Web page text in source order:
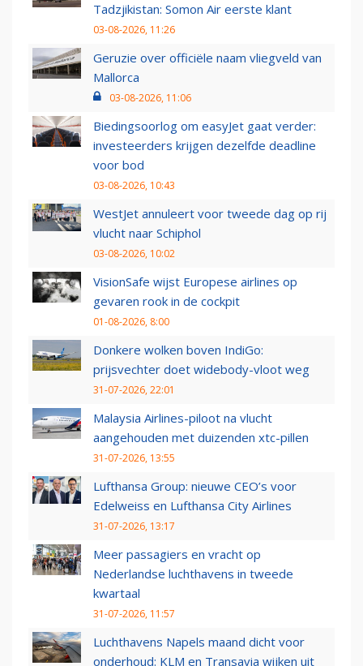
Tadzjikistan: Somon Air eerste klant
03-08-2026, 11:26
Geruzie over officiële naam vliegveld van
Mallorca
03-08-2026, 11:06
Biedingsoorlog om easyJet gaat verder:
investeerders krijgen dezelfde deadline
voor bod
03-08-2026, 10:43
WestJet annuleert voor tweede dag op rij
vlucht naar Schiphol
03-08-2026, 10:02
VisionSafe wijst Europese airlines op
gevaren rook in de cockpit
01-08-2026, 8:00
Donkere wolken boven IndiGo:
prijsvechter doet widebody-vloot weg
31-07-2026, 22:01
Malaysia Airlines-piloot na vlucht
aangehouden met duizenden xtc-pillen
31-07-2026, 13:55
Lufthansa Group: nieuwe CEO’s voor
Edelweiss en Lufthansa City Airlines
31-07-2026, 13:17
Meer passagiers en vracht op
Nederlandse luchthavens in tweede
kwartaal
31-07-2026, 11:57
Luchthavens Napels maand dicht voor
onderhoud: KLM en Transavia wijken uit